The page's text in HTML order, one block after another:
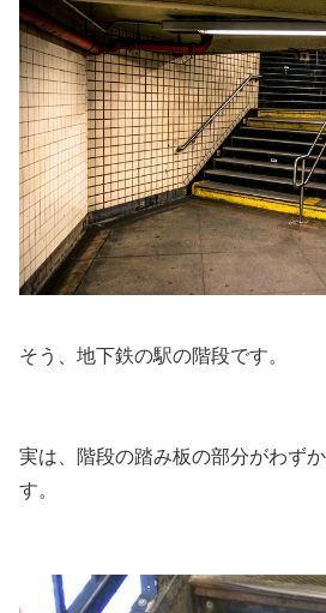
そう、地下鉄の駅の階段です。
実は、 階段の踏み板の部分がわず
す。